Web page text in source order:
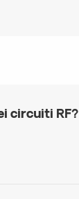
circuiti RF?